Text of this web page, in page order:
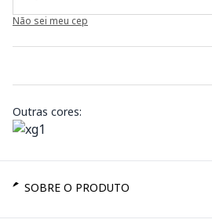
Não sei meu cep
Outras cores:
SOBRE O PRODUTO